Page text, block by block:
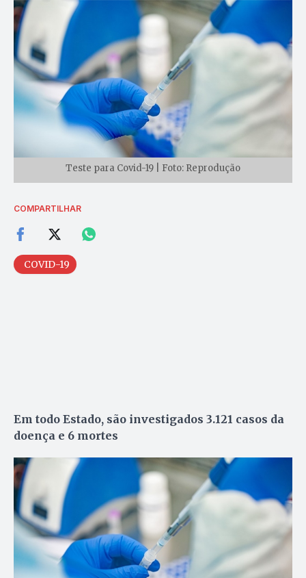
Teste para Covid-19 | Foto: Reprodução
COMPARTILHAR
COVID-19
Em todo Estado, são investigados 3.121 casos da
doença e 6 mortes